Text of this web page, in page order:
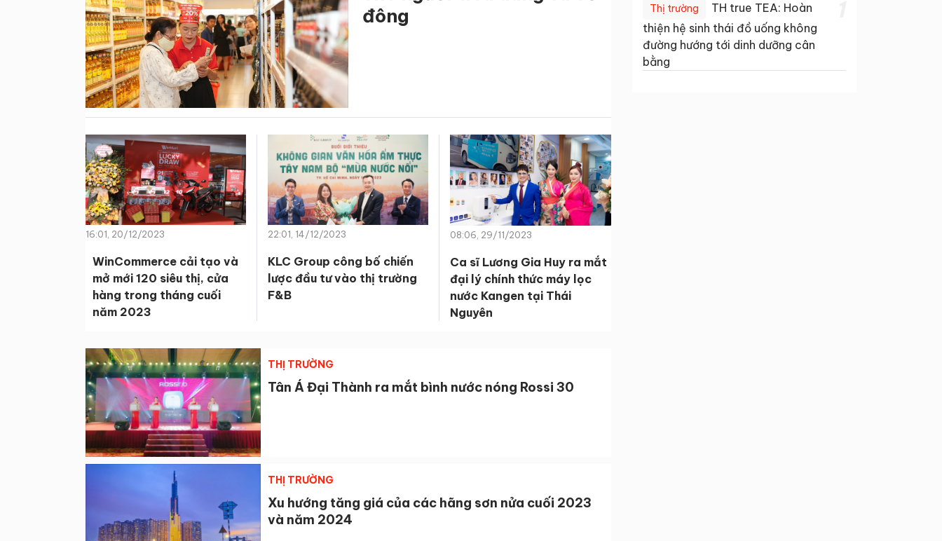
đông
16:01, 20/12/2023
WinCommerce cải tạo và
mở mới 120 siêu thị, cửa
hàng trong tháng cuối
năm 2023
22:01, 14/12/2023
KLC Group công bố chiến
lược đầu tư vào thị trường
F&B
08:06, 29/11/2023
Ca sĩ Lương Gia Huy ra mắt
đại lý chính thức máy lọc
nước Kangen tại Thái
Nguyên
THỊ TRƯỜNG
Tân Á Đại Thành ra mắt bình nước nóng Rossi 30
THỊ TRƯỜNG
Xu hướng tăng giá của các hãng sơn nửa cuối 2023
và năm 2024
Thị trường
TH true TEA: Hoàn
thiện hệ sinh thái đồ uống không
đường hướng tới dinh dưỡng cân
bằng